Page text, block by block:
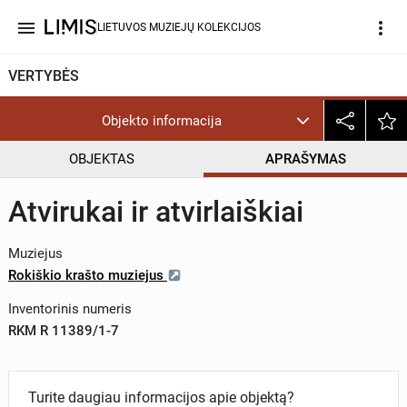
menu LIETUVOS MUZIEJŲ KOLEKCIJOS more_vert
VERTYBĖS
Objekto informacija
OBJEKTAS APRAŠYMAS
Atvirukai ir atvirlaiškiai
Muziejus
Rokiškio krašto muziejus
Inventorinis numeris
RKM R 11389/1-7
Turite daugiau informacijos apie objektą?